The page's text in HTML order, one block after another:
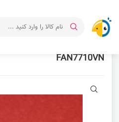
FAN7710VN